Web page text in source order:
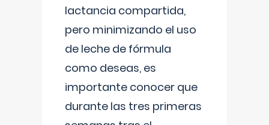
lactancia compartida,
pero minimizando el uso
de leche de fórmula
como deseas, es
importante conocer que
durante las tres primeras